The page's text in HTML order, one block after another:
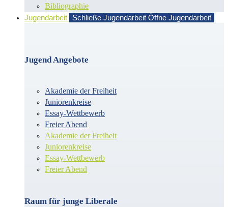
Bibliographie
Jugendarbeit
Schließe Jugendarbeit Öffne Jugendarbeit
Jugend Angebote
Akademie der Freiheit
Juniorenkreise
Essay-Wettbewerb
Freier Abend
Akademie der Freiheit
Juniorenkreise
Essay-Wettbewerb
Freier Abend
Raum für junge Liberale